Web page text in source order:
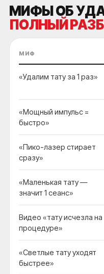
МИФЫ ОБ
ПОЛНЫЙ
МИФ
«Удалим тату за 1 раз»
«Мощный импульс =
быстро»
«Пико-лазер стирает
сразу»
«Маленькая тату —
значит 1 сеанс»
Видео «тату исчезла на
процедуре»
«Светлые тату уходят
быстрее»